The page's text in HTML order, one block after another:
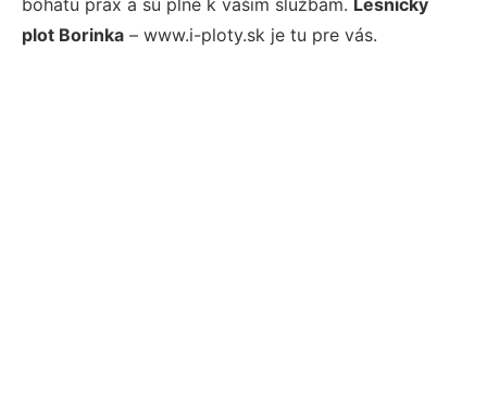
bohatú prax a sú plne k vašim službám. Lesnícky
plot Borinka – www.i-ploty.sk je tu pre vás.